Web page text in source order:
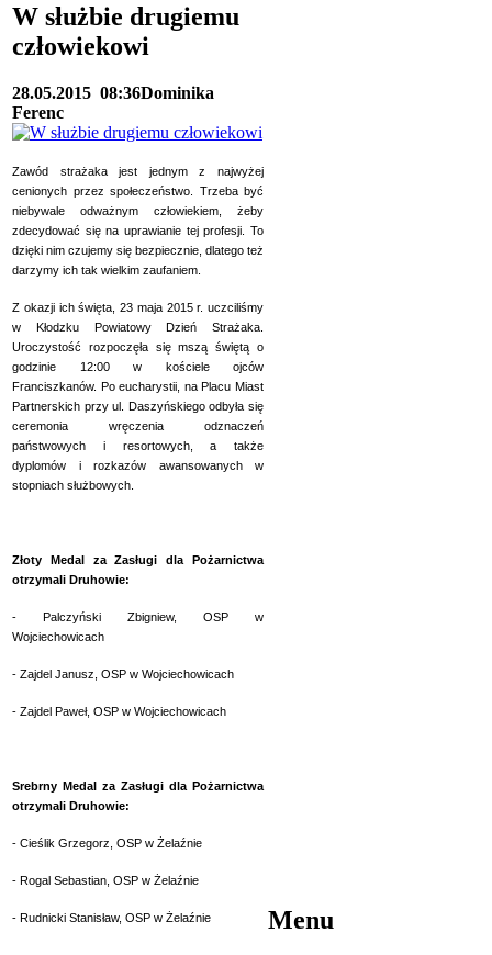
W służbie drugiemu
człowiekowi
28.05.2015 08:36Dominika
Ferenc
Zawód strażaka jest jednym z najwyżej
cenionych przez społeczeństwo. Trzeba być
niebywale odważnym człowiekiem, żeby
zdecydować się na uprawianie tej profesji. To
dzięki nim czujemy się bezpiecznie, dlatego też
darzymy ich tak wielkim zaufaniem.
Z okazji ich święta, 23 maja 2015 r. uczciliśmy
w Kłodzku Powiatowy Dzień Strażaka.
Uroczystość rozpoczęła się mszą świętą o
godzinie 12:00 w kościele ojców
Franciszkanów. Po eucharystii, na Placu Miast
Partnerskich przy ul. Daszyńskiego odbyła się
ceremonia wręczenia odznaczeń
państwowych i resortowych, a także
dyplomów i rozkazów awansowanych w
stopniach służbowych
Złoty Medal za Zasługi dla Pożarnictwa
otrzymali Druhowie:
- Palczyński Zbigniew, OSP w
Wojciechowicach
- Zajdel Janusz, OSP w Wojciechowicach
- Zajdel Paweł, OSP w Wojciechowicach
Srebrny Medal za Zasługi dla Pożarnictwa
otrzymali Druhowie:
- Cieślik Grzegorz, OSP w Żelaźnie
- Rogal Sebastian, OSP w Żelaźnie
- Rudnicki Stanisław, OSP w Żelaźnie Menu